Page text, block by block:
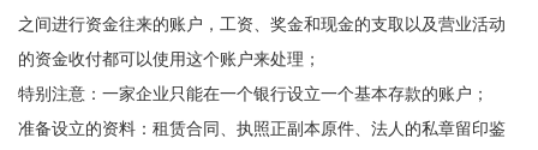
之间进行资金往来的账户，工资、奖金和现金的支取以及营业活动
的资金收付都可以使用这个账户来处理；
特别注意：一家企业只能在一个银行设立一个基本存款的账户；
准备设立的资料：租赁合同、执照正副本原件、法人的私章留印鉴